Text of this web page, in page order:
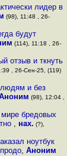
лидер в
(98), 11:48 , 26-
будут
(114), 11:18 , 26-
отзыв и ткнуть
, 26-Сен-25, (119)
и без
(98), 12:04 ,
бредовых
, нах. (?),
ноутбук
,Аноним